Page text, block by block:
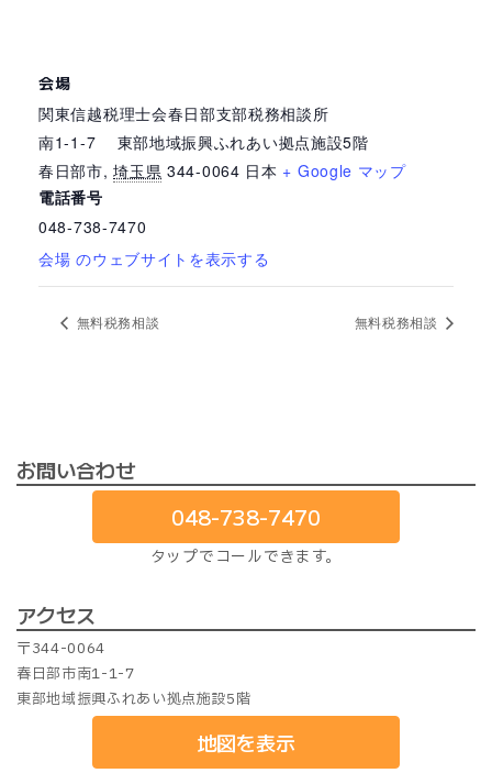
会場
関東信越税理士会春日部支部税務相談所
南1-1-7 東部地域振興ふれあい拠点施設5階
春日部市, 埼玉県 344-0064 日本 + Google マップ
電話番号
048-738-7470
会場 のウェブサイトを表示する
無料税務相談 無料税務相談
お問い合わせ
048-738-7470
タップでコールできます。
アクセス
〒344-0064
春日部市南1-1-7
東部地域振興ふれあい拠点施設5階
地図を表示